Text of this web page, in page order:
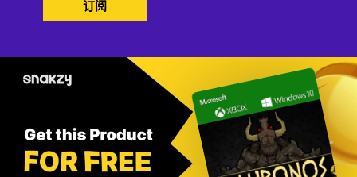
订阅